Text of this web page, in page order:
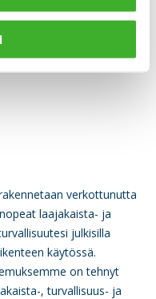
verkottunutta
laajakaista- ja
julkisilla
käytössä.
on tehnyt
, turvallisuus- ja